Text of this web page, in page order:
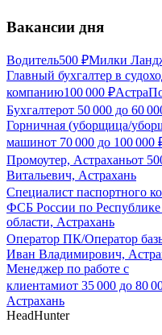
Вакансии дня
Водитель500 ₽Милки
Главный бухгалтер в
компанию100 000 ₽
Бухгалтерот 50 000 до 60
Горничная (уборщица/
машинот 70 000 до 100 000
Промоутер, Астраханьот
Витальевич, Астрахань
Специалист паспортного
ФСБ России по
области, Астрахань
Оператор ПК/Оператор
Иван Владимирович,
Менеджер по работе с
клиентамиот 35 000 до 80
Астрахань
HeadHunter